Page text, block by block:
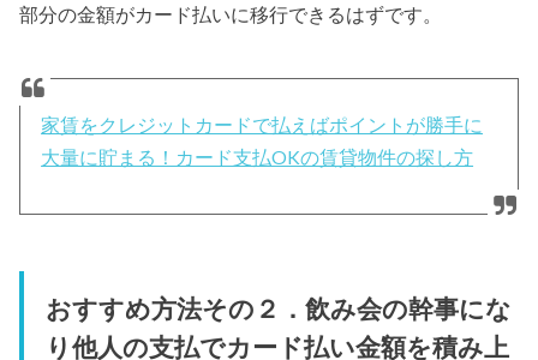
部分の金額がカード払いに移行できるはずです。
家賃をクレジットカードで払えばポイントが勝手に
大量に貯まる！カード支払OKの賃貸物件の探し方
おすすめ方法その２．飲み会の幹事にな
り他人の支払でカード払い金額を積み上